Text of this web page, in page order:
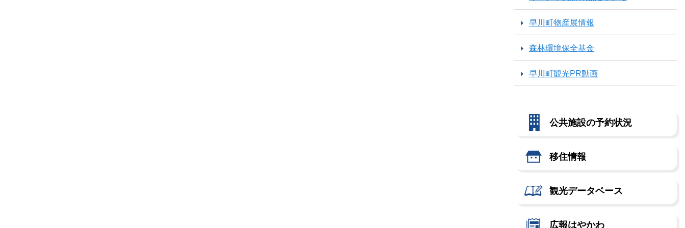
早川町物産展情報
森林環境保全基金
早川町観光PR動画
公共施設の予約状況
移住情報
観光データベース
広報はやかわ